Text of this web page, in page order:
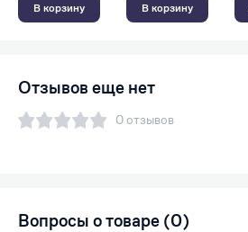
В корзину В корзину
Отзывов еще нет
0 отзывов
Вопросы о товаре (0)